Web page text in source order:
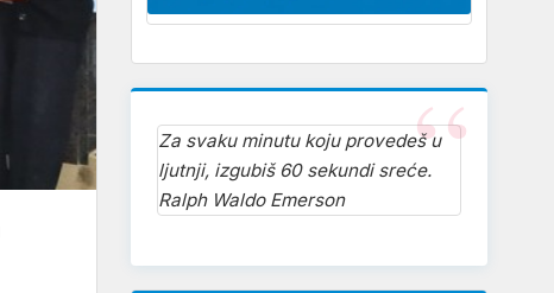
Za svaku minutu koju provedeš u
ljutnji, izgubiš 60 sekundi sreće.
Ralph Waldo Emerson